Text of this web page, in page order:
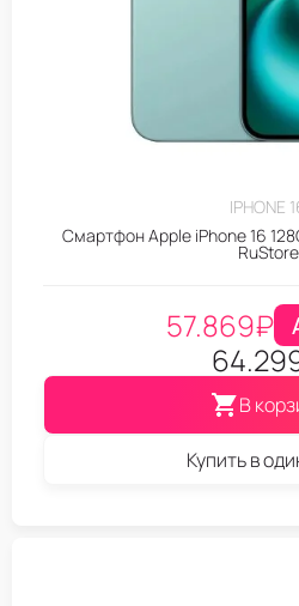
IPHONE
Смартфон Apple iPhone 16
RuStore
57.869₽
В
Купить в